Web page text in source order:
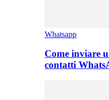
Whatsapp
Come inviare
contatti